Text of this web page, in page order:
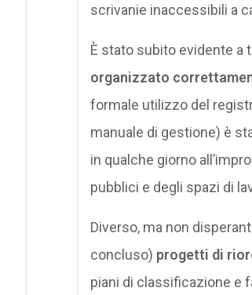
scrivanie inaccessibili a
È stato subito evidente a
organizzato
formale utilizzo del
manuale di gestione) è
in qualche giorno
pubblici e degli spazi di
Diverso, ma non
concluso) progetti di
piani di classificazione e